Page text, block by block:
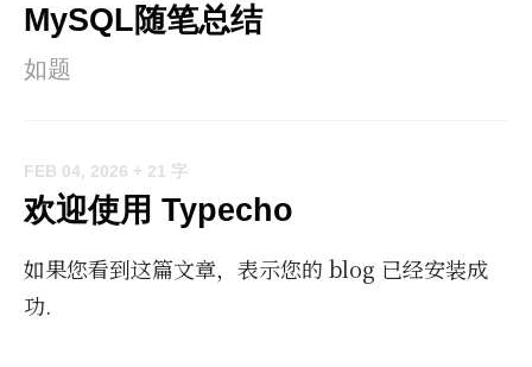
MySQL随笔总结
如题
FEB 04, 2026 + 21 字
欢迎使用 Typecho
如果您看到这篇文章，表示您的 blog 已经安装成
功.